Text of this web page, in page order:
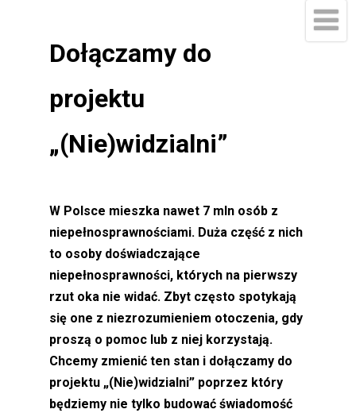
Dołączamy do
projektu
„(Nie)widzialni”
W Polsce mieszka nawet 7 mln osób z
niepełnosprawnościami. Duża część z nich
to osoby doświadczające
niepełnosprawności, których na pierwszy
rzut oka nie widać. Zbyt często spotykają
się one z niezrozumieniem otoczenia, gdy
proszą o pomoc lub z niej korzystają.
Chcemy zmienić ten stan i dołączamy do
projektu „(Nie)widzialni” poprzez który
będziemy nie tylko budować świadomość